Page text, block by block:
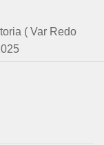
( Var Redo